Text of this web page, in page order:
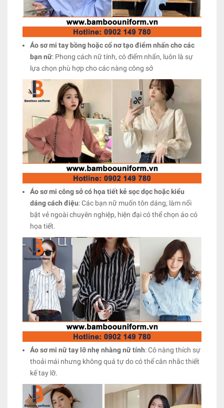
Áo sơ mi tay bồng hoặc cổ nơ tạo điểm nhấn cho các
bạn nữ: Phong cách nữ tính, có điểm nhấn, luôn là sự
lựa chọn phù hợp cho các nàng công sở
Áo sơ mi công sở có họa tiết kẻ sọc dọc hoặc kiểu
dáng cách điệu: Các bạn nữ muốn tôn dáng, làm nổi
bật vẻ ngoài chuyên nghiệp, hiện đại có thể chọn áo có
họa tiết.
Áo sơ mi nữ tay lỡ nhẹ nhàng nữ tính: Cô nàng thích sự
thoải mái nhưng không quá tự do có thể cân nhắc thiết
kế tay lỡ.